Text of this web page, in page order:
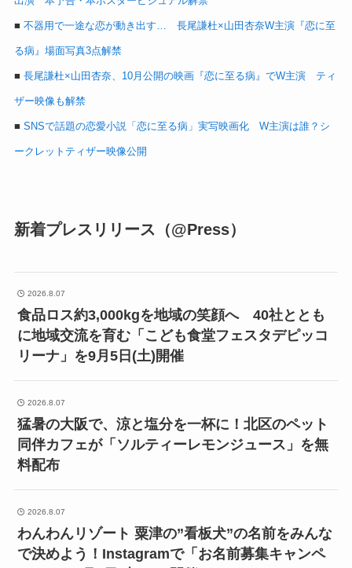
■ 不器用で一途な恋が動き出す… 長尾謙杜×山田杏奈W主演『恋に至
る病』場面写真3点解禁
■ 長尾謙杜×山田杏奈、10月公開の映画『恋に至る病』でW主演 ティ
ザー映像も解禁
■ SNSで話題の恋愛小説「恋に至る病」実写映画化 W主演は誰？シ
ークレットティザー映像公開
新着プレスリリース（@Press）
2026.8.07
食品ロス約3,000kgを地域の笑顔へ 40社ととも
に地域交流を育む「こども食堂フェスタデピッコ
リーナ」を9月5日(土)開催
2026.8.07
猛暑の大阪で、涼と塩分を一杯に！北区のペット
同伴カフェが「ソルティーレモンジュース」を無
料配布
2026.8.07
わんわんリゾート 粟津の”看板犬”の名前をみんな
で決めよう！Instagramで「お名前募集キャンペ